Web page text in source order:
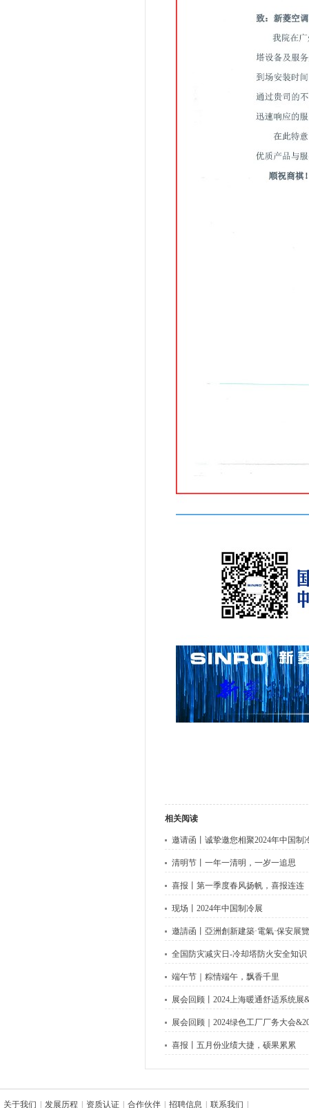
相关阅读
邀请函丨诚挚邀您相聚2024年中国制
清明节丨一年一清明，一岁一追思
喜报丨第一季度春风扬帆，喜报连连
现场丨2024年中国制冷展
邀請函丨亞洲創新建築·電氣·保安展
全国防灾减灾日-冷却塔防火安全知识
端午节｜粽情端午，飘香千里
展会回顾丨2024上海暖通舒适系统
展会回顾｜2024绿色工厂厂务大会
喜报丨五月份业绩大捷，硕果累累
关于我们 发展历程 资质认证 合作伙伴 招聘信息 联系我们